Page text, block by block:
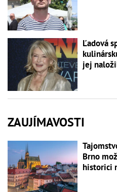
Ľadová
jej
ZAUJÍMAVOSTI
Brno
historici